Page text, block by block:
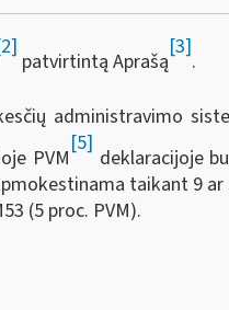
patvirtintą Aprašą
[3]
.
administravimo
PVM
[5]
deklaracijoje
taikant 9 ar
(5 proc. PVM).